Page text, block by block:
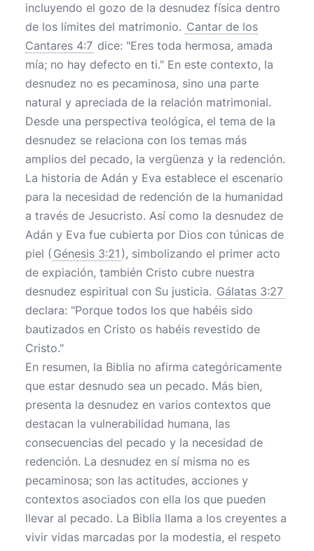
incluyendo el gozo de la desnudez física dentro
de los límites del matrimonio. Cantar de los
Cantares 4:7 dice: "Eres toda hermosa, amada
mía; no hay defecto en ti." En este contexto, la
desnudez no es pecaminosa, sino una parte
natural y apreciada de la relación matrimonial.
Desde una perspectiva teológica, el tema de la
desnudez se relaciona con los temas más
amplios del pecado, la vergüenza y la redención.
La historia de Adán y Eva establece el escenario
para la necesidad de redención de la humanidad
a través de Jesucristo. Así como la desnudez de
Adán y Eva fue cubierta por Dios con túnicas de
piel ( Génesis 3:21 ), simbolizando el primer acto
de expiación, también Cristo cubre nuestra
desnudez espiritual con Su justicia. Gálatas 3:27
declara: "Porque todos los que habéis sido
bautizados en Cristo os habéis revestido de
Cristo."
En resumen, la Biblia no afirma categóricamente
que estar desnudo sea un pecado. Más bien,
presenta la desnudez en varios contextos que
destacan la vulnerabilidad humana, las
consecuencias del pecado y la necesidad de
redención. La desnudez en sí misma no es
pecaminosa; son las actitudes, acciones y
contextos asociados con ella los que pueden
llevar al pecado. La Biblia llama a los creyentes a
vivir vidas marcadas por la modestia, el respeto